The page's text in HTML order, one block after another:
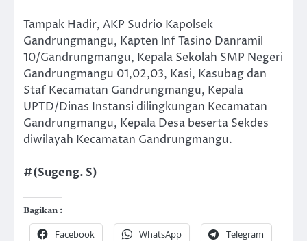
Tampak Hadir, AKP Sudrio Kapolsek
Gandrungmangu, Kapten lnf Tasino Danramil
10/Gandrungmangu, Kepala Sekolah SMP Negeri
Gandrungmangu 01,02,03, Kasi, Kasubag dan
Staf Kecamatan Gandrungmangu, Kepala
UPTD/Dinas Instansi dilingkungan Kecamatan
Gandrungmangu, Kepala Desa beserta Sekdes
diwilayah Kecamatan Gandrungmangu.
#(Sugeng. S)
Bagikan :
Facebook WhatsApp Telegram